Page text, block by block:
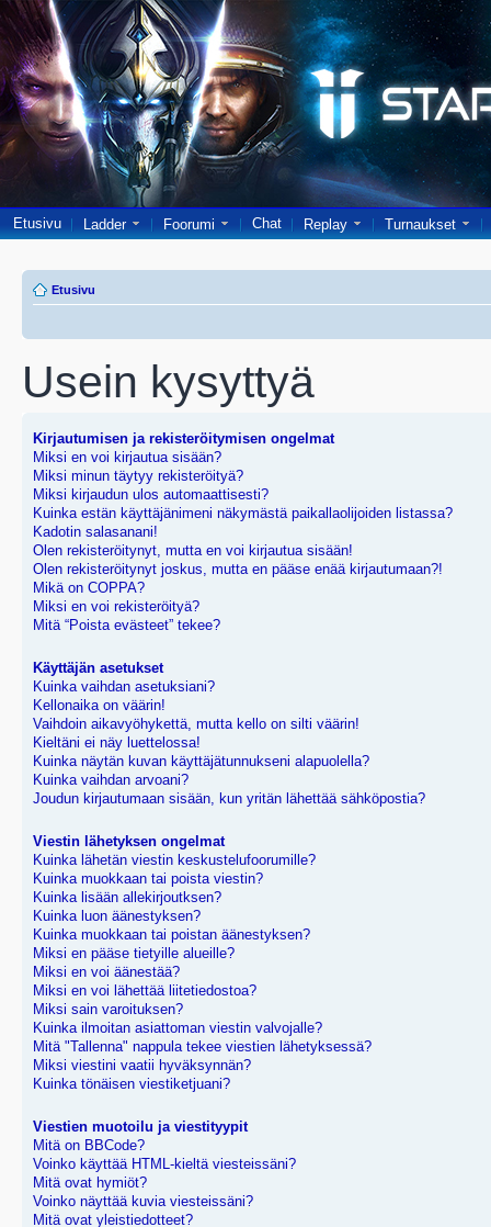
Etusivu Ladder Foorumi Chat Replay Turnaukset
Etusivu
Usein kysyttyä
Kirjautumisen ja rekisteröitymisen ongelmat
Miksi en voi kirjautua sisään?
Miksi minun täytyy rekisteröityä?
Miksi kirjaudun ulos automaattisesti?
Kuinka estän käyttäjänimeni näkymästä paikallaolijoiden listassa?
Kadotin salasanani!
Olen rekisteröitynyt, mutta en voi kirjautua sisään!
Olen rekisteröitynyt joskus, mutta en pääse enää kirjautumaan?!
Mikä on COPPA?
Miksi en voi rekisteröityä?
Mitä “Poista evästeet” tekee?
Käyttäjän asetukset
Kuinka vaihdan asetuksiani?
Kellonaika on väärin!
Vaihdoin aikavyöhykettä, mutta kello on silti väärin!
Kieltäni ei näy luettelossa!
Kuinka näytän kuvan käyttäjätunnukseni alapuolella?
Kuinka vaihdan arvoani?
Joudun kirjautumaan sisään, kun yritän lähettää sähköpostia?
Viestin lähetyksen ongelmat
Kuinka lähetän viestin keskustelufoorumille?
Kuinka muokkaan tai poista viestin?
Kuinka lisään allekirjoutksen?
Kuinka luon äänestyksen?
Kuinka muokkaan tai poistan äänestyksen?
Miksi en pääse tietyille alueille?
Miksi en voi äänestää?
Miksi en voi lähettää liitetiedostoa?
Miksi sain varoituksen?
Kuinka ilmoitan asiattoman viestin valvojalle?
Mitä "Tallenna" nappula tekee viestien lähetyksessä?
Miksi viestini vaatii hyväksynnän?
Kuinka tönäisen viestiketjuani?
Viestien muotoilu ja viestityypit
Mitä on BBCode?
Voinko käyttää HTML-kieltä viesteissäni?
Mitä ovat hymiöt?
Voinko näyttää kuvia viesteissäni?
Mitä ovat yleistiedotteet?